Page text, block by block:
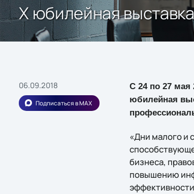
Х юбилейная
06.09.2018
Подписаться в MAX
С 24 по 27 мая
юбилейная
«Дни малого и
бизнеса,
повышению